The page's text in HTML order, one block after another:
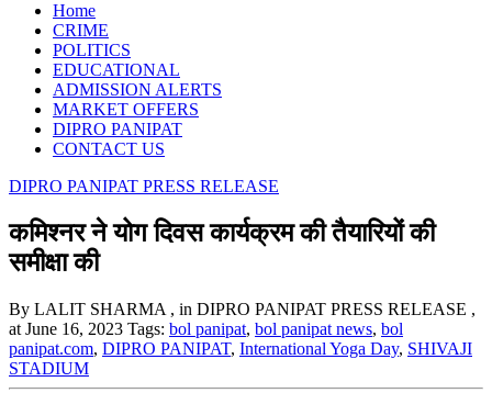
Home
CRIME
POLITICS
EDUCATIONAL
ADMISSION ALERTS
MARKET OFFERS
DIPRO PANIPAT
CONTACT US
DIPRO PANIPAT PRESS RELEASE
कमिश्नर ने योग दिवस कार्यक्रम की तैयारियों की
समीक्षा की
By LALIT SHARMA , in DIPRO PANIPAT PRESS RELEASE ,
at June 16, 2023 Tags: bol panipat, bol panipat news, bol
panipat.com, DIPRO PANIPAT, International Yoga Day, SHIVAJI
STADIUM